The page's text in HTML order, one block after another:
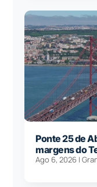
Ponte 25 de
margens do
Ago 6, 2026 |